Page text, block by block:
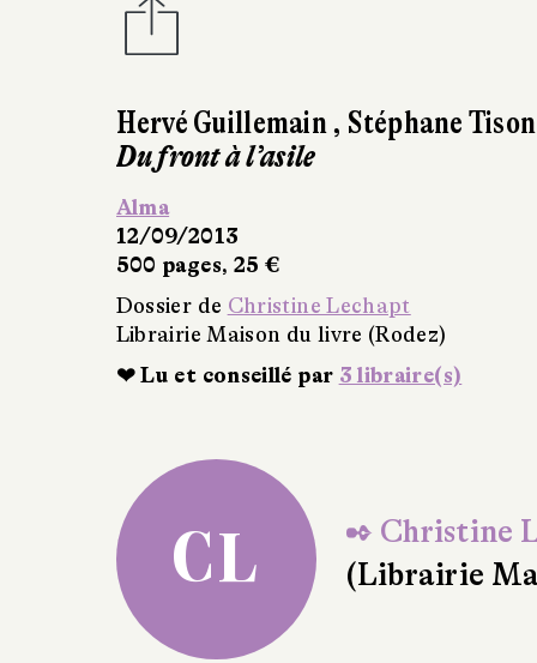
Nicolas Beaupré
CNRS Éditions
26/09/2013
480 pages, 10 €
Dossier de
Christine Lechapt
Librairie Maison du livre (Rodez)
❤ Lu et conseillé par